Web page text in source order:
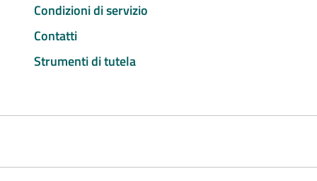
Condizioni di servizio
Contatti
Strumenti di tutela